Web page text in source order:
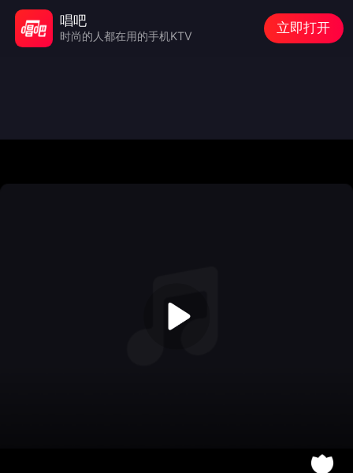
唱吧
时尚的人都在用的手机KTV
立即打开